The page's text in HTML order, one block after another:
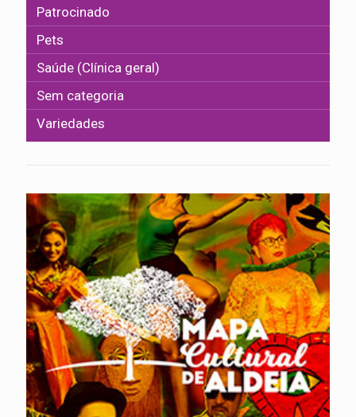
Patrocinado
Pets
Saúde (Clínica geral)
Sem categoria
Variedades